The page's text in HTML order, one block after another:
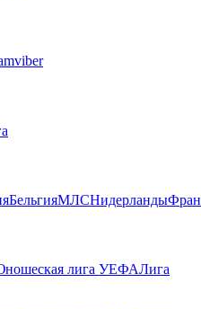
viber
БельгияМЛСНидерланды
лига УЕФАЛига